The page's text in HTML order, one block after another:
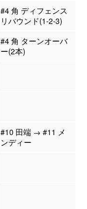
#4 角 ディフェンス
リバウンド(1-2-3)
#4 角 ターンオーバ
ー(2本)
#10 田端 → #11 メ
ンディー